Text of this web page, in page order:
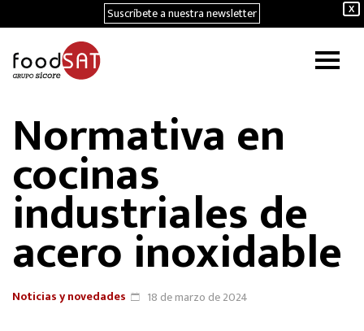
X
Suscríbete a nuestra newsletter
Normativa en
cocinas
industriales de
acero inoxidable
Noticias y novedades 18 de marzo de 2024